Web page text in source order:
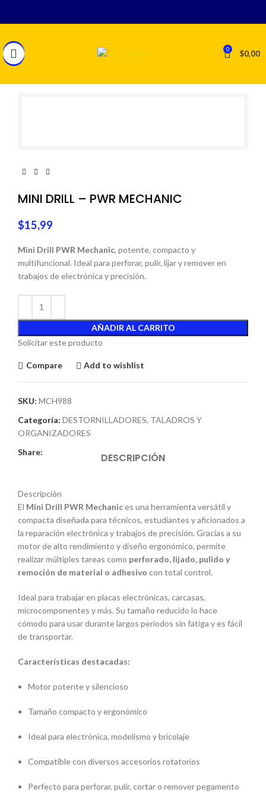
0 $0,00
MINI DRILL – PWR MECHANIC
$15,99
Mini Drill PWR Mechanic, potente, compacto y
multifuncional. Ideal para perforar, pulir, lijar y remover en
trabajos de electrónica y precisión.
AÑADIR AL CARRITO
Solicitar este producto
Compare Add to wishlist
SKU: MCH988
Categoría: DESTORNILLADORES, TALADROS Y
ORGANIZADORES
Share:
DESCRIPCIÓN
Descripción
El Mini Drill PWR Mechanices una herramienta versátil y
compacta diseñada para técnicos, estudiantes y aficionados a
la reparación electrónica y trabajos de precisión. Gracias a su
motor de alto rendimiento y diseño ergonómico, permite
realizar múltiples tareas como perforado, lijado, pulido y
remoción de material o adhesivo con total control.
Ideal para trabajar en placas electrónicas, carcasas,
microcomponentes y más. Su tamaño reducido lo hace
cómodo para usar durante largos periodos sin fatiga y es fácil
de transportar.
Características destacadas:
Motor potente y silencioso
Tamaño compacto y ergonómico
Ideal para electrónica, modelismo y bricolaje
Compatible con diversos accesorios rotatorios
Perfecto para perforar, pulir, cortar o remover pegamento